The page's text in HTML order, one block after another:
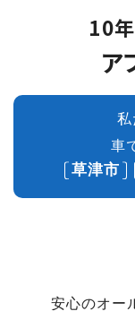
10
ア
私
車
草津市
安心のオー